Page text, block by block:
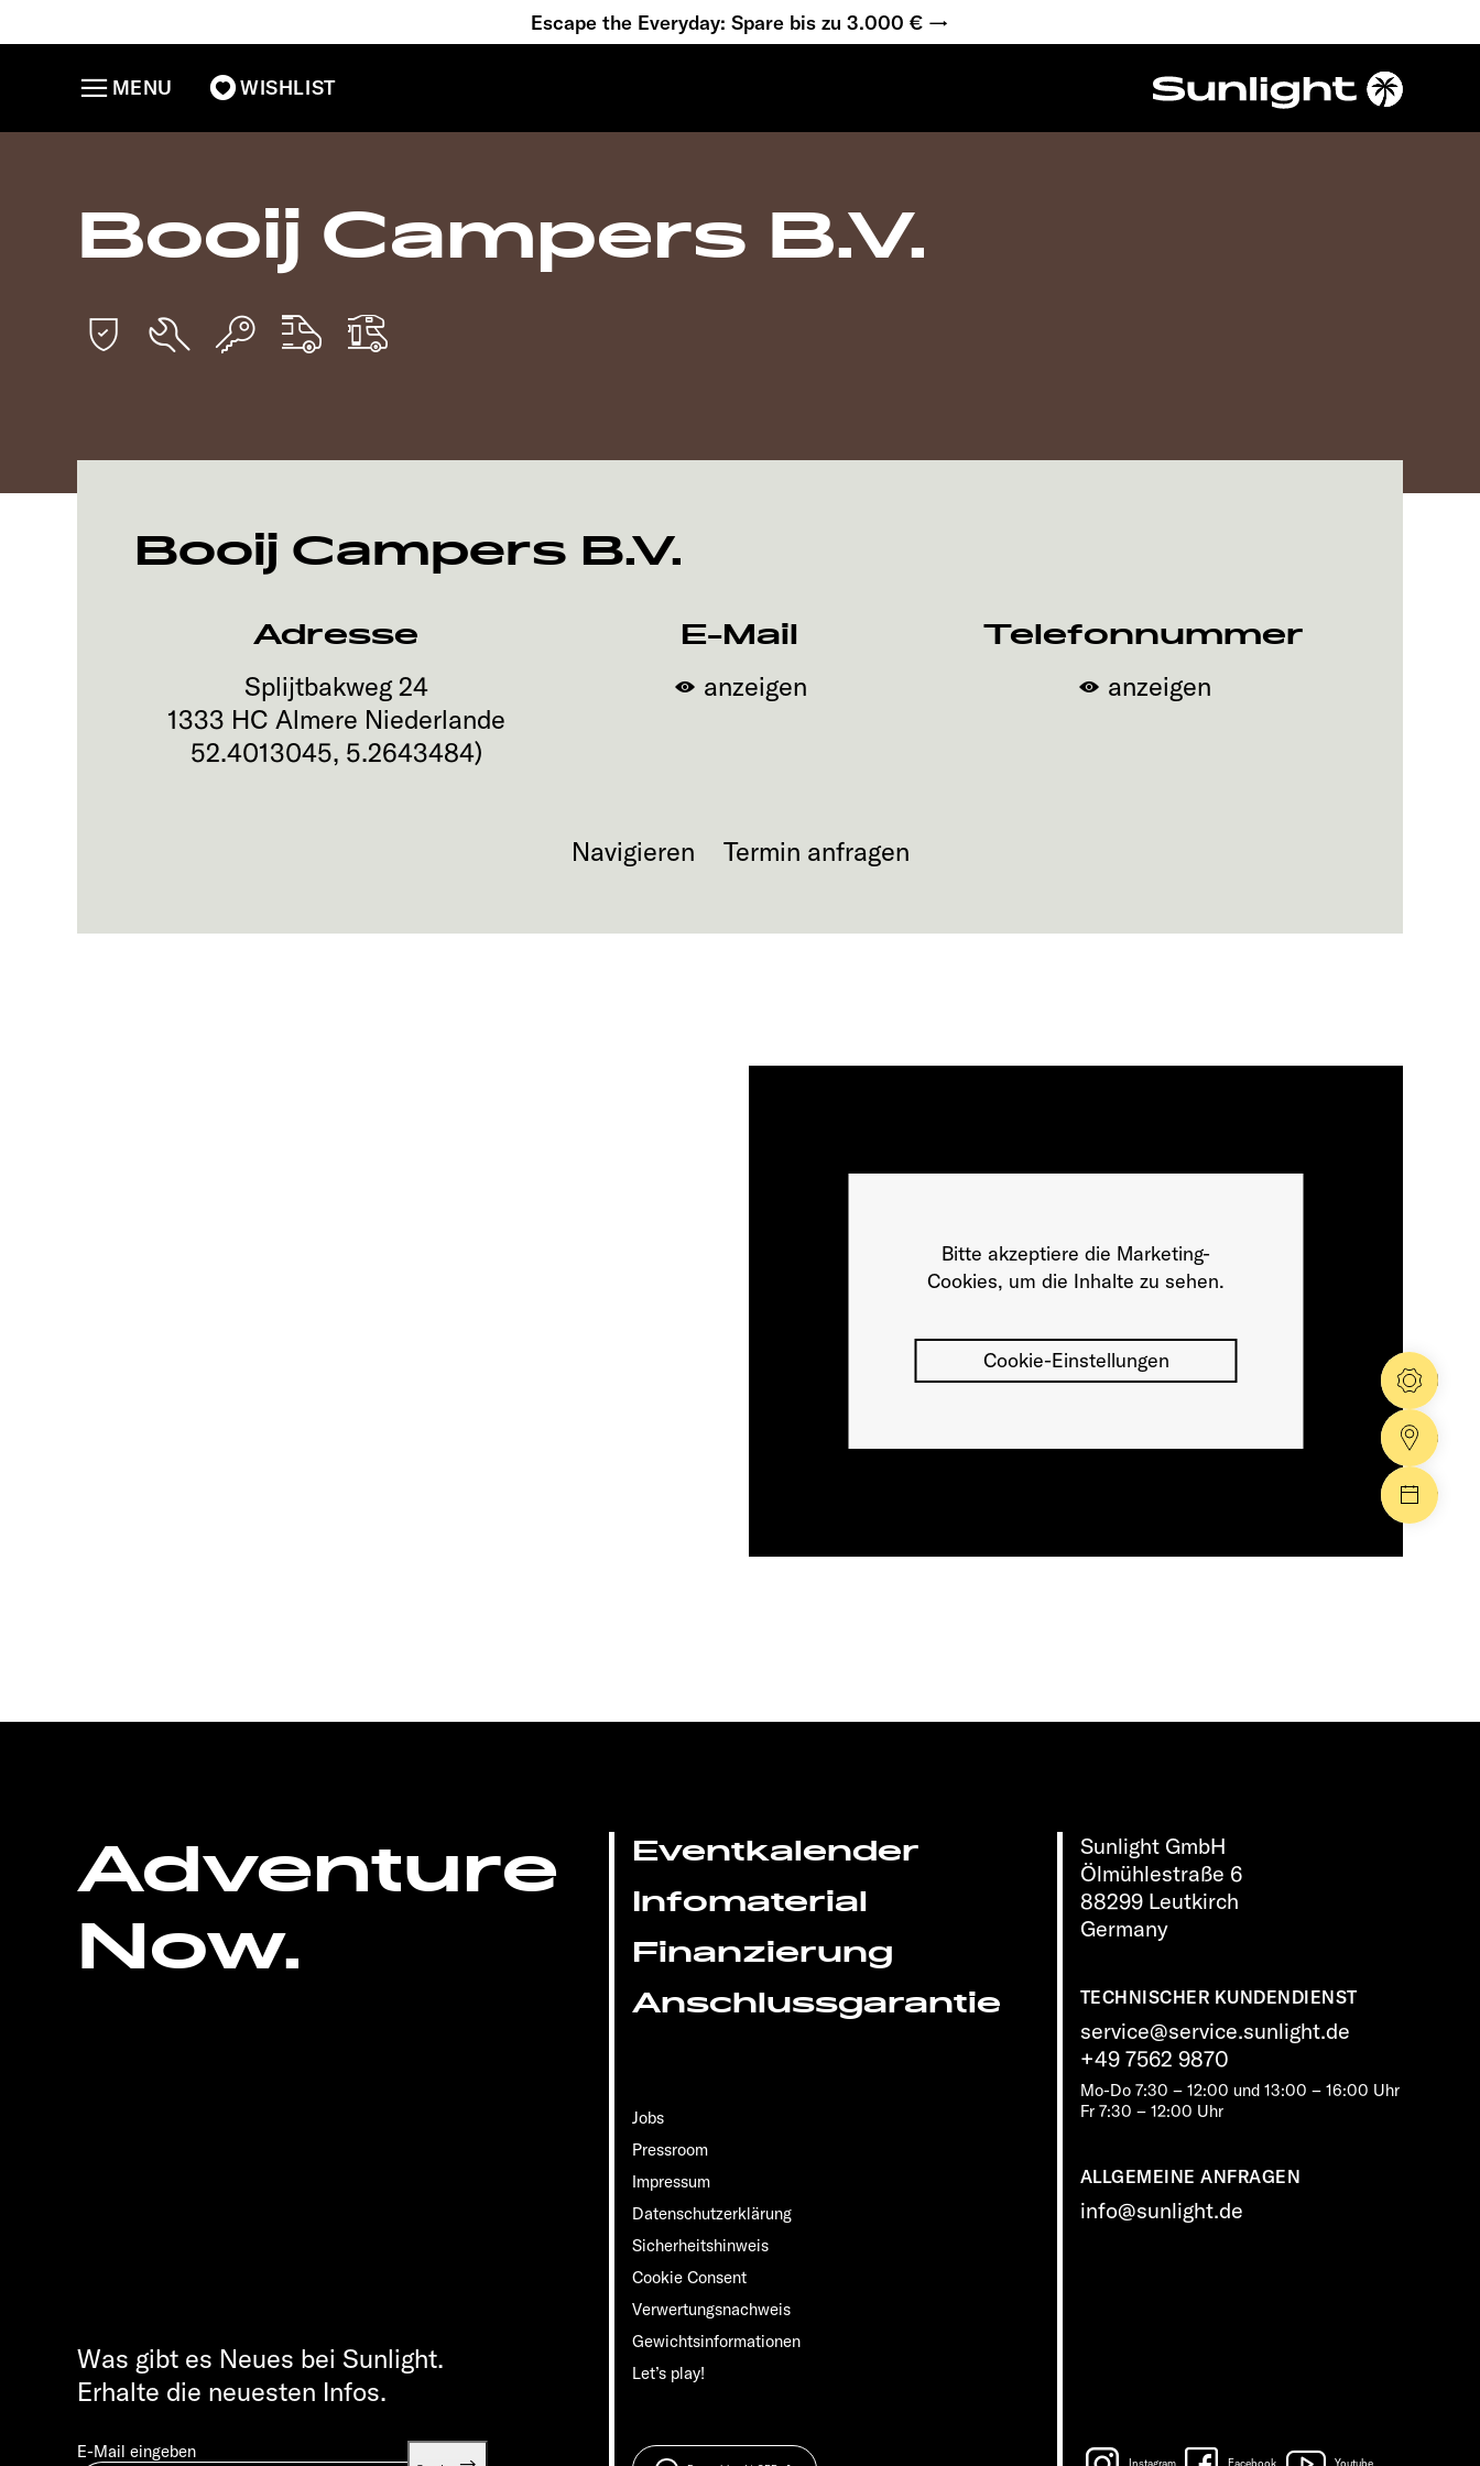
Escape the Everyday: Spare bis zu 3.000 € →
WISHLIST
MENU
Events
Booij Campers B.V.
Booij Campers B.V.
Adresse
Splijtbakweg 24
1333 HC Almere Niederlande
52.4013045, 5.2643484)
E-Mail
anzeigen
Telefonnummer
anzeigen
Navigieren Termin anfragen
Bitte akzeptiere die Marketing-
Cookies, um die Inhalte zu sehen.
Cookie-Einstellungen
Adventure
Now.
Sunlight GmbH
Ölmühlestraße 6
88299 Leutkirch
Germany
TECHNISCHER KUNDENDIENST
service@service.sunlight.de
+49 7562 9870
Mo-Do 7:30 – 12:00 und 13:00 – 16:00 Uhr
Fr 7:30 – 12:00 Uhr
ALLGEMEINE ANFRAGEN
info@sunlight.de
Eventkalender
Infomaterial
Finanzierung
Anschlussgarantie
Jobs
Pressroom
Impressum
Datenschutzerklärung
Sicherheitshinweis
Cookie Consent
Verwertungsnachweis
Gewichts­informationen
Let’s play!
Was gibt es Neues bei Sunlight.
Erhalte die neuesten Infos.
E-Mail eingeben
Instagram Facebook Youtube